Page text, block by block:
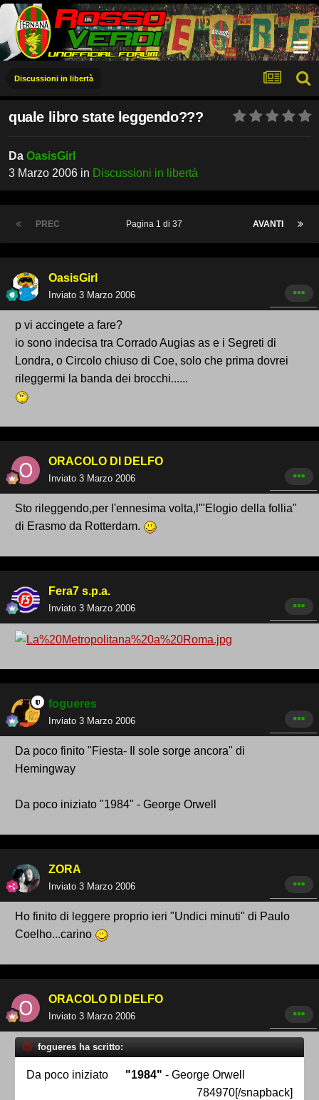
Discussioni in libertà
quale libro state leggendo???
Da OasisGirl
3 Marzo 2006 in Discussioni in libertà
PREC AVANTI
Pagina 1 di 37
OasisGirl
Inviato 3 Marzo 2006
p vi accingete a fare?
io sono indecisa tra Corrado Augias as e i Segreti di
Londra, o Circolo chiuso di Coe, solo che prima dovrei
rileggermi la banda dei brocchi......
ORACOLO DI DELFO
Inviato 3 Marzo 2006
Sto rileggendo,per l'ennesima volta,l'"Elogio della follia"
di Erasmo da Rotterdam.
Fera7 s.p.a.
Inviato 3 Marzo 2006
fogueres
Inviato 3 Marzo 2006
Da poco finito "Fiesta- Il sole sorge ancora" di
Hemingway
Da poco iniziato "1984" - George Orwell
ZORA
Inviato 3 Marzo 2006
Ho finito di leggere proprio ieri "Undici minuti" di Paulo
Coelho...carino
ORACOLO DI DELFO
Inviato 3 Marzo 2006
fogueres ha scritto:
Da poco iniziato "1984" - George Orwell
784970[/snapback]